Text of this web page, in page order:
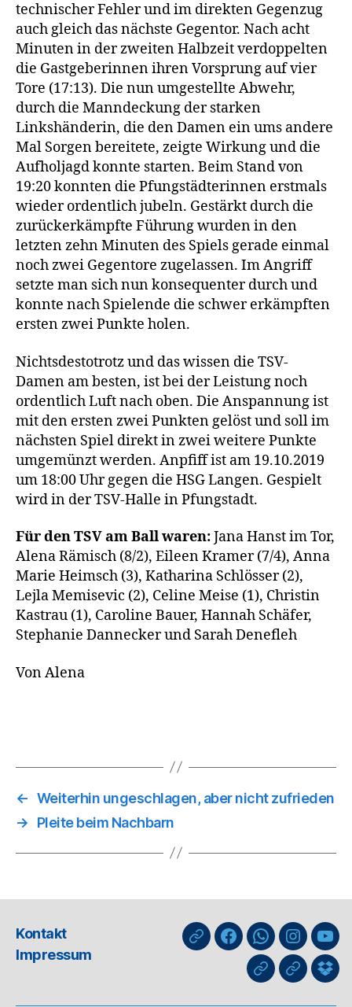
technischer Fehler und im direkten Gegenzug
auch gleich das nächste Gegentor. Nach acht
Minuten in der zweiten Halbzeit verdoppelten
die Gastgeberinnen ihren Vorsprung auf vier
Tore (17:13). Die nun umgestellte Abwehr,
durch die Manndeckung der starken
Linkshänderin, die den Damen ein ums andere
Mal Sorgen bereitete, zeigte Wirkung und die
Aufholjagd konnte starten. Beim Stand von
19:20 konnten die Pfungstädterinnen erstmals
wieder ordentlich jubeln. Gestärkt durch die
zurückerkämpfte Führung wurden in den
letzten zehn Minuten des Spiels gerade einmal
noch zwei Gegentore zugelassen. Im Angriff
setzte man sich nun konsequenter durch und
konnte nach Spielende die schwer erkämpften
ersten zwei Punkte holen.
Nichtsdestotrotz und das wissen die TSV-
Damen am besten, ist bei der Leistung noch
ordentlich Luft nach oben. Die Anspannung ist
mit den ersten zwei Punkten gelöst und soll im
nächsten Spiel direkt in zwei weitere Punkte
umgemünzt werden. Anpfiff ist am 19.10.2019
um 18:00 Uhr gegen die HSG Langen. Gespielt
wird in der TSV-Halle in Pfungstadt.
Für den TSV am Ball waren:Jana Hanst im Tor,
Alena Rämisch (8/2), Eileen Kramer (7/4), Anna
Marie Heimsch (3), Katharina Schlösser (2),
Lejla Memisevic (2), Celine Meise (1), Christin
Kastrau (1), Caroline Bauer, Hannah Schäfer,
Stephanie Dannecker und Sarah Denefleh
Von Alena
← Weiterhin ungeschlagen, aber nicht zufrieden
→
Pleite beim Nachbarn
Kontakt
Impressum
nuLigaFacebookWhatsApp-
Kanal
GIPHYThreads